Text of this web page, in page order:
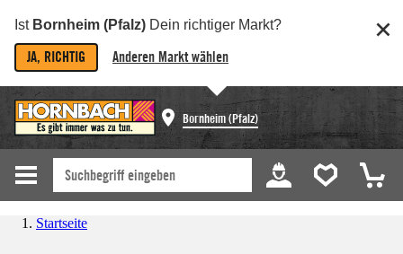
Ist Bornheim (Pfalz) Dein richtiger Markt?
JA, RICHTIG Anderen Markt wählen
Bornheim (Pfalz)
Startseite